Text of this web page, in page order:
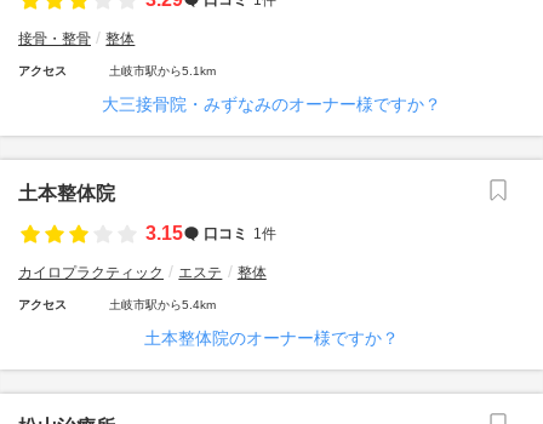
接骨・整骨 整体
アクセス 土岐市駅から5.1km
大三接骨院・みずなみのオーナー様ですか？
土本整体院
3.15
口コミ 1件
カイロプラクティック エステ 整体
アクセス 土岐市駅から5.4km
土本整体院のオーナー様ですか？